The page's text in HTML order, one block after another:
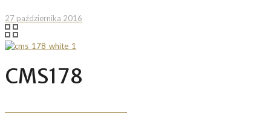
27 października 2016
CMS178